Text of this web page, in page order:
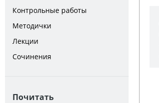
Контрольные работы
Методички
Лекции
Сочинения
Почитать